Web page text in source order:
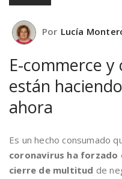
Por Lucía
E-commerce
están
ahora
Es un hecho consumado
coronavirus ha forzado
cierre de multitud de